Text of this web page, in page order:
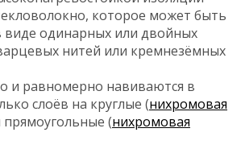
которое может быть
виде одинарных или двойных
нитей или кремнезёмных
и равномерно навиваются в
слоёв на круглые (нихромовая
прямоугольные (нихромовая